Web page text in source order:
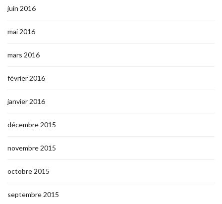
juin 2016
mai 2016
mars 2016
février 2016
janvier 2016
décembre 2015
novembre 2015
octobre 2015
septembre 2015